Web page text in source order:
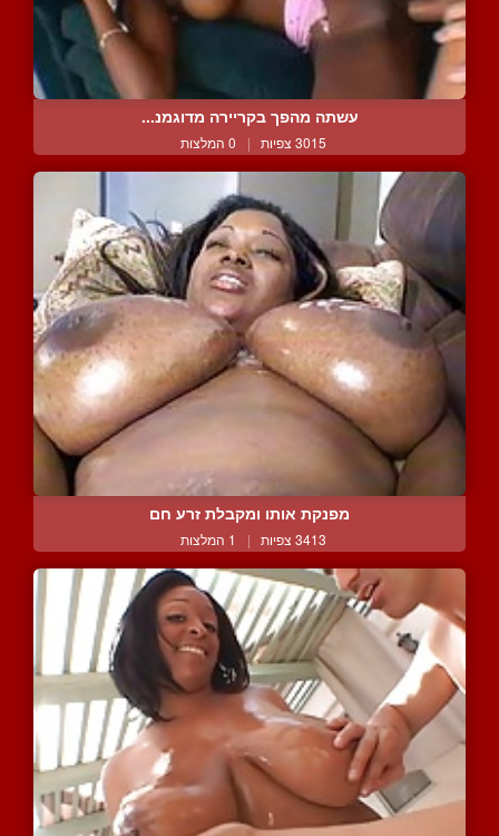
עשתה מהפך בקריירה מדוגמנ...
3015 צפיות | 0 המלצות
מפנקת אותו ומקבלת זרע חם
3413 צפיות | 1 המלצות